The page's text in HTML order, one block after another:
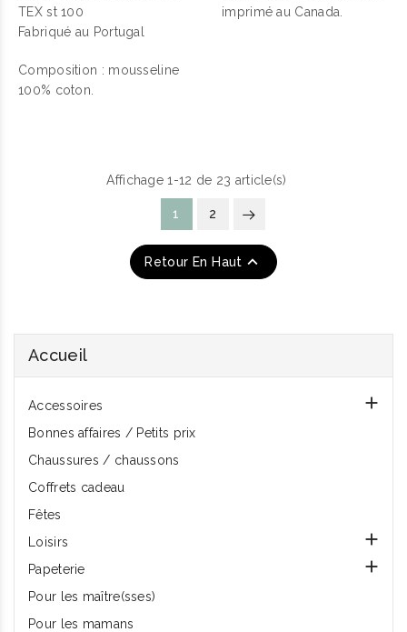
TEX st 100
Fabriqué au Portugal
Composition : mousseline
100% coton.
imprimé au Canada.
Affichage 1-12 de 23 article(s)
1 2
Retour En Haut 
Accueil
Accessoires 
Bonnes affaires / Petits prix
Chaussures / chaussons
Coffrets cadeau
Fêtes
Loisirs

Papeterie 
Pour les maître(sses)
Pour les mamans